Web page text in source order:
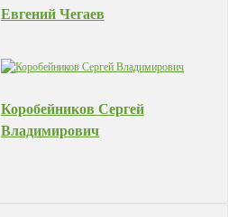
Евгений Чегаев
Коробейников Сергей
Владимирович